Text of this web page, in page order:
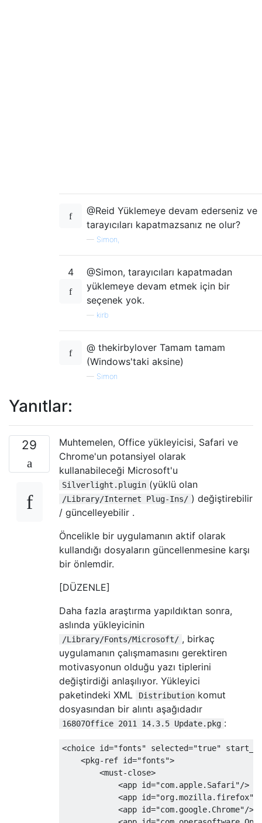
@Reid Yüklemeye devam ederseniz ve
tarayıcıları kapatmazsanız ne olur?
— Simon,
4
@Simon, tarayıcıları kapatmadan
yüklemeye devam etmek için bir
seçenek yok.
kirb
@ thekirbylover Tamam tamam
(Windows'taki aksine)
— Simon
Yanıtlar:
29
Muhtemelen, Office yükleyicisi, Safari ve
Chrome'un potansiyel olarak
kullanabileceği Microsoft'u
Silverlight.plugin (yüklü olan
/Library/Internet Plug-Ins/ ) değiştirebilir
/ güncelleyebilir .
Öncelikle bir uygulamanın aktif olarak
kullandığı dosyaların güncellenmesine karşı
bir önlemdir.
[DÜZENLE]
Daha fazla araştırma yapıldıktan sonra,
aslında yükleyicinin
/Library/Fonts/Microsoft/ , birkaç
uygulamanın çalışmamasını gerektiren
motivasyonun olduğu yazı tiplerini
değiştirdiği anlaşılıyor. Yükleyici
paketindeki XML
Distribution komut
dosyasından bir alıntı aşağıdadır
16807Office 2011 14.3.5 Update.pkg :
<choice id="fonts" selected="true"
    <pkg-ref id="fonts">
        <must-close>
            <app id="com.apple.Safari"/>
<app id="org.mozilla.firefox"/
            <app id="com.google.Chrome"/>